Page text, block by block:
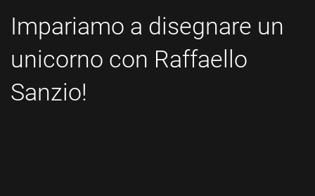
Impariamo a disegnare un
unicorno con Raffaello
Sanzio!